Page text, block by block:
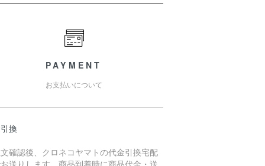
PAYMENT
お支払いについて
換
文確認後、クロネコヤマトの代金引換宅配
送りします。商品到着時に商品代金・送